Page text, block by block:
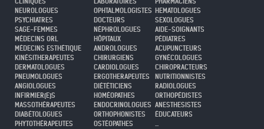
NEUROLOGUES
PSYCHIATRES
SAGE-FEMMES
MÉDECINS ORL
MÉDECINS ESTHÉTIQUE
KINÉSITHERAPEUTES
DERMATOLOGUES
PNEUMOLOGUES
ANGIOLOGUES
INFIRMIER(E)S
MASSOTHÉRAPEUTES
DIABÉTOLOGUES
PHYTOTHÉRAPEUTES
OPHTALMOLOGISTES
DOCTEURS
NÉPHROLOGUES
HÔPITAUX
ANDROLOGUES
CHIRURGIENS
CARDIOLOGUES
ERGOTHERAPEUTES
DIÉTÉTICIENS
HOMÉOPATHES
ENDOCRINOLOGUES
ORTHOPHONISTES
OSTÉOPATHES
HEMATOLOGUES
SEXOLOGUES
AIDE-SOIGNANTS
PÉDIATRES
ACUPUNCTEURS
GYNÉCOLOGUES
CHIROPRACTEURS
NUTRITIONNISTES
RADIOLOGUES
ORTHOPÉDISTES
ANESTHESISTES
ÉDUCATEURS
...